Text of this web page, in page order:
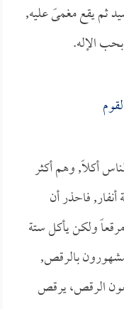
ثم يقع مغمىً عليه,
الإله.
أكلاً, وهم أكثر
فاحذر أن
ولكن يأكل ستة
بالرقص,
الرقص، يرقص